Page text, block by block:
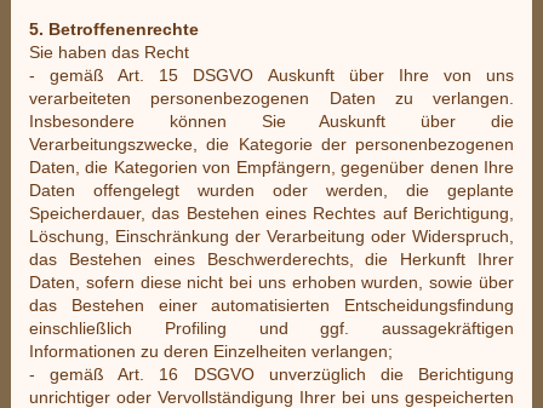
5. Betroffenenrechte
Sie haben das Recht
- gemäß Art. 15 DSGVO Auskunft über Ihre von uns
verarbeiteten personenbezogenen Daten zu verlangen.
Insbesondere können Sie Auskunft über die
Verarbeitungszwecke, die Kategorie der personenbezogenen
Daten, die Kategorien von Empfängern, gegenüber denen Ihre
Daten offengelegt wurden oder werden, die geplante
Speicherdauer, das Bestehen eines Rechtes auf Berichtigung,
Löschung, Einschränkung der Verarbeitung oder Widerspruch,
das Bestehen eines Beschwerderechts, die Herkunft Ihrer
Daten, sofern diese nicht bei uns erhoben wurden, sowie über
das Bestehen einer automatisierten Entscheidungsfindung
einschließlich Profiling und ggf. aussagekräftigen
Informationen zu deren Einzelheiten verlangen;
- gemäß Art. 16 DSGVO unverzüglich die Berichtigung
unrichtiger oder Vervollständigung Ihrer bei uns gespeicherten